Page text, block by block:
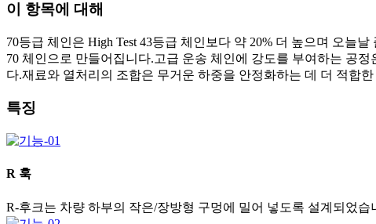
이 항목에 대해
70등급 체인은 High Test 43등급 체인보다 약 20% 더 높으며 오늘
70 체인으로 만들어집니다.고급 운송 체인에 강도를 부여하는 공
다.재료와 열처리의 조합은 무거운 하중을 안정화하는 데 더 적합
특징
R 훅
R-후크는 차량 하부의 작은/장방형 구멍에 밀어 넣도록 설계되었습